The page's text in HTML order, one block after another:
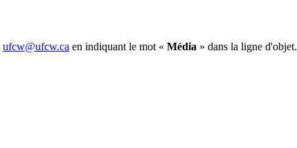
ufcw@ufcw.ca en indiquant le mot « Média » dans la ligne d'objet.